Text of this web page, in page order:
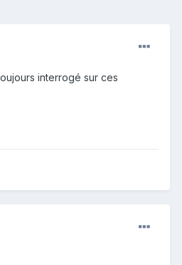
interrogé sur ces